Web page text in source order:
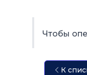
Чтобы
К